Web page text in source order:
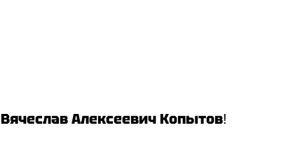
Вячеслав Алексеевич Копытов!